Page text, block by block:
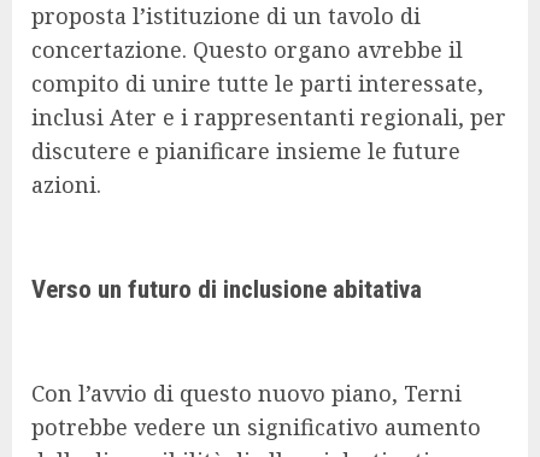
proposta l’istituzione di un tavolo di
concertazione. Questo organo avrebbe il
compito di unire tutte le parti interessate,
inclusi Ater e i rappresentanti regionali, per
discutere e pianificare insieme le future
azioni.
Verso un futuro di inclusione abitativa
Con l’avvio di questo nuovo piano, Terni
potrebbe vedere un significativo aumento